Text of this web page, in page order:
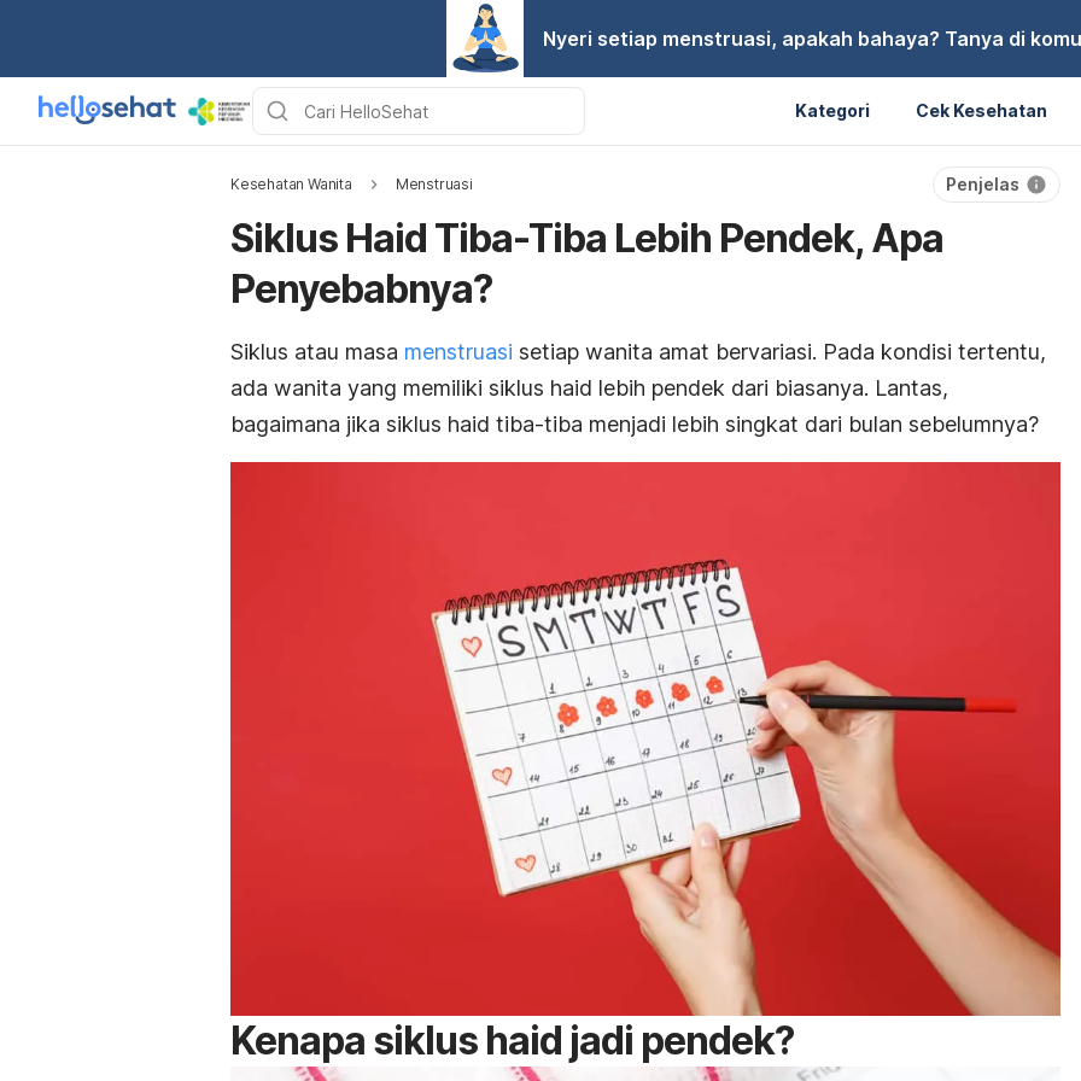
Nyeri setiap menstruasi, apakah bahaya? Tanya di
Kategori Cek Kesehatan
Kesehatan Wanita Menstruasi Penjelas
Siklus Haid Tiba-Tiba Lebih Pendek, Apa
Penyebabnya?
Siklus atau masa menstruasi setiap wanita amat bervariasi. Pada kondisi tertentu,
ada wanita yang memiliki siklus haid lebih pendek dari biasanya. Lantas,
bagaimana jika siklus haid tiba-tiba menjadi lebih singkat dari bulan sebelumnya?
Kenapa siklus haid jadi pendek?